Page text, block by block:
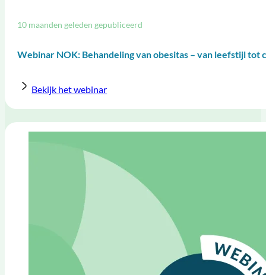
Webinar NOK: Behandeling van obesitas – van leefstijl tot
10 maanden geleden gepubliceerd
Bekijk het webinar